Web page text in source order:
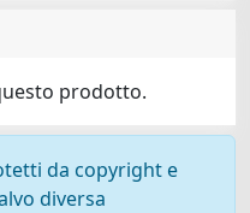
prodotto.
da copyright e
diversa